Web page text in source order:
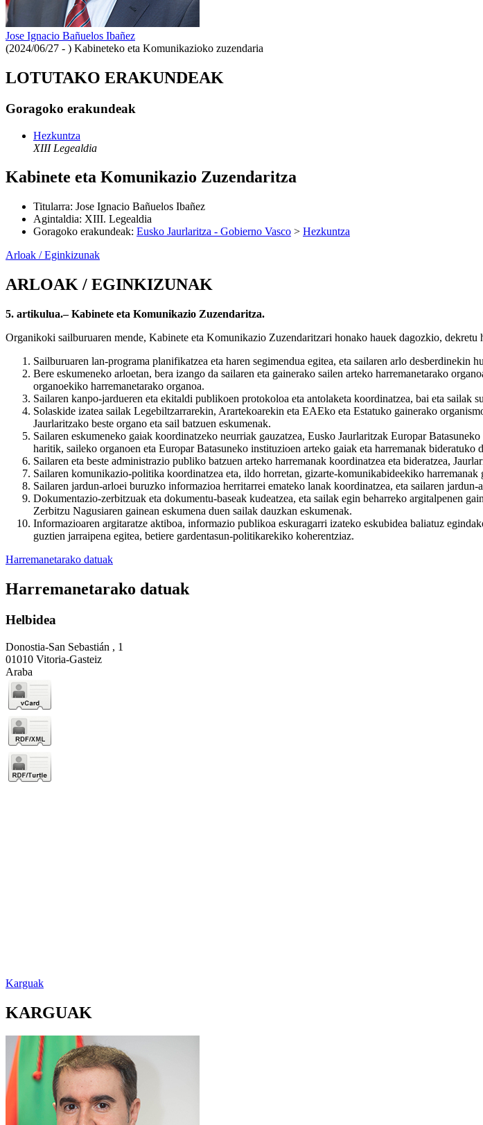
Jose Ignacio Bañuelos Ibañez
(2024/06/27 - ) Kabineteko eta Komunikazioko zuzendaria
LOTUTAKO ERAKUNDEAK
Goragoko erakundeak
Hezkuntza
XIII Legealdia
Kabinete eta Komunikazio Zuzendaritza
Titularra: Jose Ignacio Bañuelos Ibañez
Agintaldia: XIII. Legealdia
Goragoko erakundeak: Eusko Jaurlaritza - Gobierno Vasco > Hezkuntza
Arloak / Eginkizunak
ARLOAK / EGINKIZUNAK
5. artikulua.– Kabinete eta Komunikazio Zuzendaritza.
Organikoki sailburuaren mende, Kabinete eta Komunikazio Zuzendaritzari honako hauek dagozkio, dekretu
Sailburuaren lan-programa planifikatzea eta haren segimendua egitea, eta sailaren arlo desberdinekin
Bere eskumeneko arloetan, bera izango da sailaren eta gainerako sailen arteko harremanetarako
organoekiko harremanetarako organoa.
Sailaren kanpo-jardueren eta ekitaldi publikoen protokoloa eta antolaketa koordinatzea, bai eta sailak
Solaskide izatea sailak Legebiltzarrarekin, Arartekoarekin eta EAEko eta Estatuko gainerako
Jaurlaritzako beste organo eta sail batzuen eskumenak.
Sailaren eskumeneko gaiak koordinatzeko neurriak gauzatzea, Eusko Jaurlaritzak Europar
haritik, saileko organoen eta Europar Batasuneko instituzioen arteko gaiak eta harremanak
Sailaren eta beste administrazio publiko batzuen arteko harremanak koordinatzea eta bideratzea,
Sailaren komunikazio-politika koordinatzea eta, ildo horretan, gizarte-komunikabideekiko harremanak
Sailaren jardun-arloei buruzko informazioa herritarrei emateko lanak koordinatzea, eta sailaren
Dokumentazio-zerbitzuak eta dokumentu-baseak kudeatzea, eta sailak egin beharreko argitalpenen
Zerbitzu Nagusiaren gainean eskumena duen sailak dauzkan eskumenak.
Informazioaren argitaratze aktiboa, informazio publikoa eskuragarri izateko eskubidea baliatuz
guztien jarraipena egitea, betiere gardentasun-politikarekiko koherentziaz.
Harremanetarako datuak
Harremanetarako datuak
Helbidea
Donostia-San Sebastián , 1
01010 Vitoria-Gasteiz
Araba
Karguak
KARGUAK